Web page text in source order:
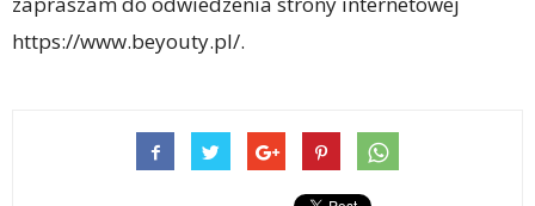
https://www.beyouty.pl/.